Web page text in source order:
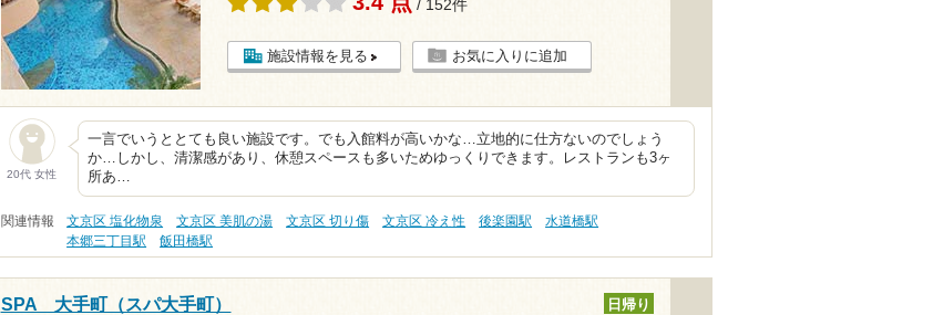
/ 152件
施設情報を見る お気に入りに追加
20代 女性
一言でいうととても良い施設です。でも入館料が高いかな…立地的に仕方ないのでしょう
か…しかし、清潔感があり、休憩スペースも多いためゆっくりできます。レストランも3ヶ
所あ…
関連情報 文京区 塩化物泉 文京区 美肌の湯 文京区 切り傷 文京区 冷え性 後楽園駅
水道橋駅
本郷三丁目駅
飯田橋駅
SPA 大手町（スパ大手町） 日帰り